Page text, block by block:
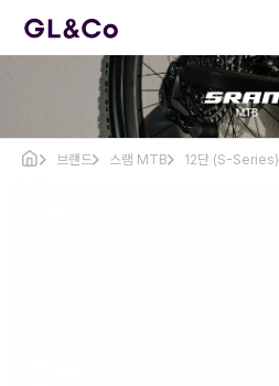
브랜드 스램 MTB 12단 (S-Series)